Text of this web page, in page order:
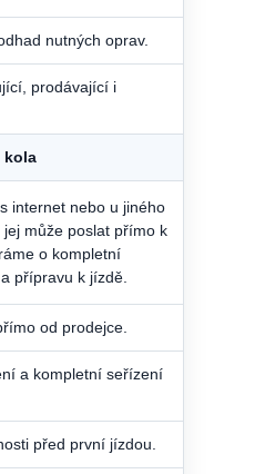
nutných oprav.
prodávající i
kola
internet nebo u jiného
může poslat přímo k
o kompletní
přípravu k jízdě.
od prodejce.
a kompletní seřízení
před první jízdou.